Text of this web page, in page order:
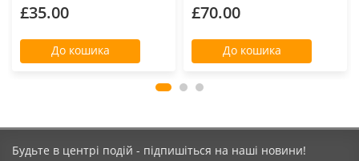
£35.00
До кошика
£70.00
До кошика
Будьте в центрі подій - підпишіться на наші новини!